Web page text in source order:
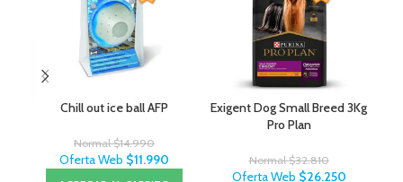
Chill out ice ball AFP
Normal$14.990
Oferta Web $11.990
Exigent Dog Small Breed 3Kg
Pro Plan
Normal$32.810
Oferta Web $26.250